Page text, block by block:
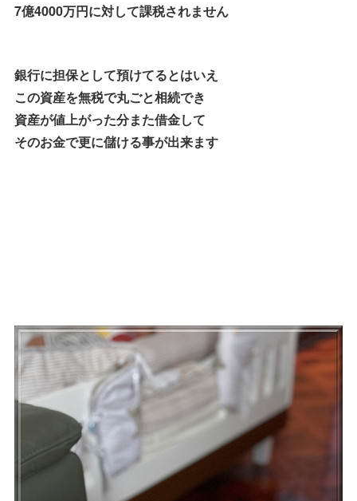
7億4000万円に対して課税されません
銀行に担保として預けてるとはいえ
この資産を無税で丸ごと相続でき
資産が値上がった分また借金して
そのお金で更に儲ける事が出来ます